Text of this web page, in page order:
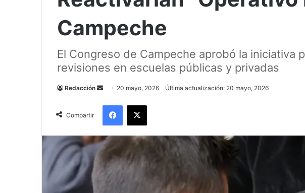
Campeche
El Congreso de Campeche aprobó la iniciativa
revisiones en escuelas públicas y privadas
Redacción
Send
email
20 mayo, 2026 Última actualización: 20 mayo, 2026
Compartir
Facebook
X